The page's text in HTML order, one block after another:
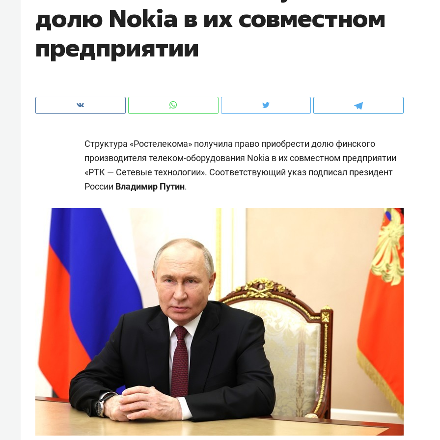
долю Nokia в их совместном
предприятии
Структура «Ростелекома» получила право приобрести долю финского
производителя телеком-оборудования Nokia в их совместном предприятии
«РТК — Сетевые технологии». Соответствующий указ подписал президент
России Владимир Путин.
рынки, почему надо знать аксакалов и
чем интересен Оман?
клиентах и чудных запросах мастеров налогах и развитии без
Падел, фитнес, танцы и даже
стал Меккой для любителей
спорта
стрессом»
Рекомендуем
с мебелью за 2
для меня это